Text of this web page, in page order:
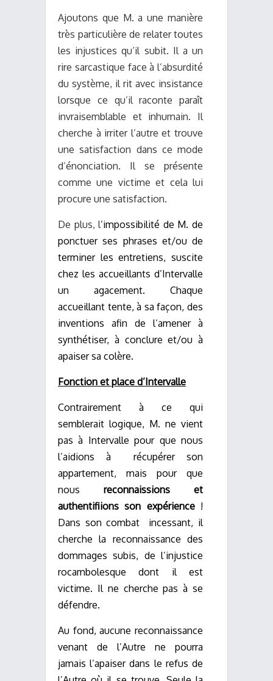
Ajoutons que M. a une manière
très particulière de relater toutes
les injustices qu’il subit. Il a un
rire sarcastique face à l’absurdité
du système, il rit avec insistance
lorsque ce qu’il raconte paraît
invraisemblable et inhumain. Il
cherche à irriter l’autre et trouve
une satisfaction dans ce mode
d’énonciation. Il se présente
comme une victime et cela lui
procure une satisfaction.
De plus, l’impossibilité de M. de
ponctuer ses phrases et/ou de
terminer les entretiens, suscite
chez les accueillants d’Intervalle
un agacement. Chaque
accueillant tente, à sa façon, des
inventions afin de l’amener à
synthétiser, à conclure et/ou à
apaiser sa colère.
Fonction et place d’Intervalle
Contrairement à
ce qui
semblerait logique, M. ne vient
pas à Intervalle pour que nous
l’aidions à
récupérer son
appartement, mais pour que
nous reconnaissions et
authentifiions son expérience !
Dans son combat
incessant, il
cherche la reconnaissance des
dommages subis, de l’injustice
rocambolesque dont il est
victime. Il ne cherche pas à se
défendre.
Au fond, aucune reconnaissance
venant de l’Autre ne pourra
jamais l’apaiser dans le refus de